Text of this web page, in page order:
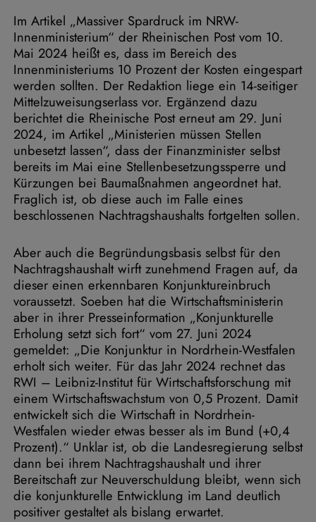
Im Artikel „Massiver Spardruck im NRW-
Innenministerium“ der Rheinischen Post vom 10.
Mai 2024 heißt es, dass im Bereich des
Innenministeriums 10 Prozent der Kosten eingespart
werden sollten. Der Redaktion liege ein 14-seitiger
Mittelzuweisungserlass vor. Ergänzend dazu
berichtet die Rheinische Post erneut am 29. Juni
2024, im Artikel „Ministerien müssen Stellen
unbesetzt lassen“, dass der Finanzminister selbst
bereits im Mai eine Stellenbesetzungssperre und
Kürzungen bei Baumaßnahmen angeordnet hat.
Fraglich ist, ob diese auch im Falle eines
beschlossenen Nachtragshaushalts fortgelten sollen.
Aber auch die Begründungsbasis selbst für den
Nachtragshaushalt wirft zunehmend Fragen auf, da
dieser einen erkennbaren Konjunktureinbruch
voraussetzt. Soeben hat die Wirtschaftsministerin
aber in ihrer Presseinformation „Konjunkturelle
Erholung setzt sich fort“ vom 27. Juni 2024
gemeldet: „Die Konjunktur in Nordrhein-Westfalen
erholt sich weiter. Für das Jahr 2024 rechnet das
RWI – Leibniz-Institut für Wirtschaftsforschung mit
einem Wirtschaftswachstum von 0,5 Prozent. Damit
entwickelt sich die Wirtschaft in Nordrhein-
Westfalen wieder etwas besser als im Bund (+0,4
Prozent).“ Unklar ist, ob die Landesregierung selbst
dann bei ihrem Nachtragshaushalt und ihrer
Bereitschaft zur Neuverschuldung bleibt, wenn sich
die konjunkturelle Entwicklung im Land deutlich
positiver gestaltet als bislang erwartet.